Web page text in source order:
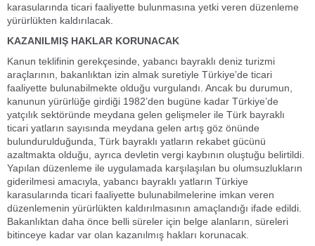
karasularında ticari faaliyette bulunmasına yetki veren düzenleme
yürürlükten kaldırılacak.
KAZANILMIŞ HAKLAR KORUNACAK
Kanun teklifinin gerekçesinde, yabancı bayraklı deniz turizmi
araçlarının, bakanlıktan izin almak suretiyle Türkiye’de ticari
faaliyette bulunabilmekte olduğu vurgulandı. Ancak bu durumun,
kanunun yürürlüğe girdiği 1982’den bugüne kadar Türkiye’de
yatçılık sektöründe meydana gelen gelişmeler ile Türk bayraklı
ticari yatların sayısında meydana gelen artış göz önünde
bulundurulduğunda, Türk bayraklı yatların rekabet gücünü
azaltmakta olduğu, ayrıca devletin vergi kaybının oluştuğu belirtildi.
Yapılan düzenleme ile uygulamada karşılaşılan bu olumsuzlukların
giderilmesi amacıyla, yabancı bayraklı yatların Türkiye
karasularında ticari faaliyette bulunabilmelerine imkan veren
düzenlemenin yürürlükten kaldırılmasının amaçlandığı ifade edildi.
Bakanlıktan daha önce belli süreler için belge alanların, süreleri
bitinceye kadar var olan kazanılmış hakları korunacak.